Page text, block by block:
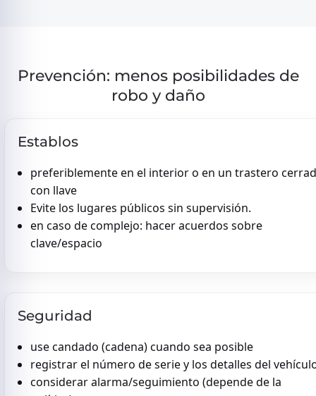
Prevención: menos posibilidades de
robo y daño
Establos
preferiblemente en el interior o en un trastero
con llave
Evite los lugares públicos sin supervisión.
en caso de complejo: hacer acuerdos sobre
clave/espacio
Seguridad
use candado (cadena) cuando sea posible
registrar el número de serie y los detalles del
considerar alarma/seguimiento (depende de la